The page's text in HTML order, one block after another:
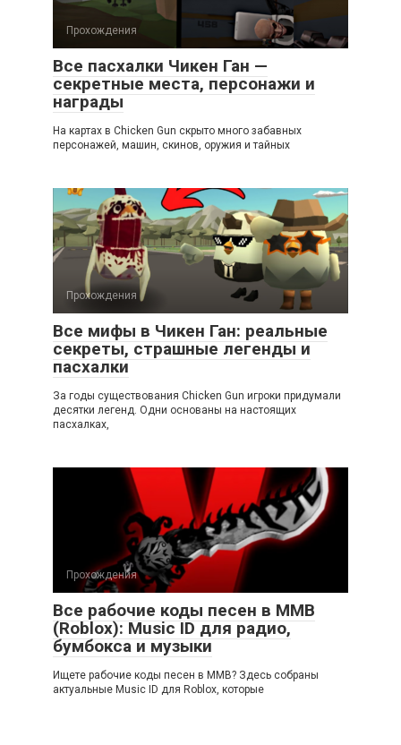
Прохождения
Все пасхалки Чикен Ган —
секретные места, персонажи и
награды
На картах в Chicken Gun скрыто много забавных
персонажей, машин, скинов, оружия и тайных
Прохождения
Все мифы в Чикен Ган: реальные
секреты, страшные легенды и
пасхалки
За годы существования Chicken Gun игроки придумали
десятки легенд. Одни основаны на настоящих
пасхалках,
Прохождения
Все рабочие коды песен в ММВ
(Roblox): Music ID для радио,
бумбокса и музыки
Ищете рабочие коды песен в ММВ? Здесь собраны
актуальные Music ID для Roblox, которые